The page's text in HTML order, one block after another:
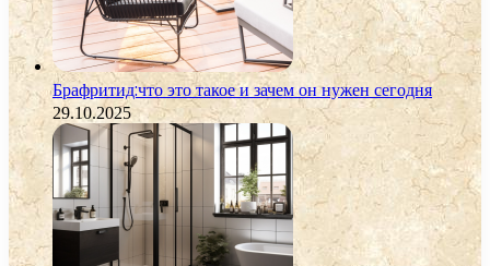
Брафритид:что это такое и зачем он нужен сегодня
29.10.2025